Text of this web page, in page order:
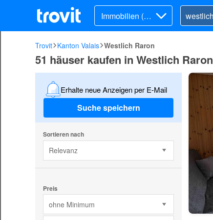
Immobilien (Ka
uf)
Trovit Kanton Valais Westlich Raron
51 häuser kaufen in Westlich Raron
Erhalte neue Anzeigen per E-Mail
Suche speichern
Sortieren nach
Relevanz
Preis
ohne Minimum